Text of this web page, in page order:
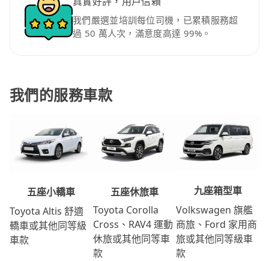
我們嚴選並培訓每位司機，已累積服務超
過 50 萬人次，滿意度高達 99%。
我們的服務車款
五座小轎車
Toyota Altis 舒適
轎車或其他同等級
車款
五座休旅車
Toyota Corolla
Cross、RAV4 運動
休旅或其他同等車
款
九座箱型車
Volkswagen 旗艦
商旅、Ford 家用商
旅或其他同等級車
款